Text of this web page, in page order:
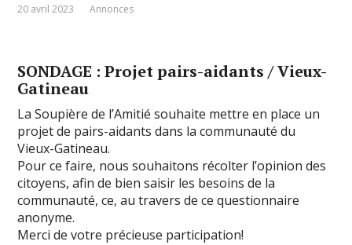
20 avril 2023 Annonces
SONDAGE : Projet pairs-aidants / Vieux-
Gatineau
La Soupière de l’Amitié souhaite mettre en place un
projet de pairs-aidants dans la communauté du
Vieux-Gatineau.
Pour ce faire, nous souhaitons récolter l’opinion des
citoyens, afin de bien saisir les besoins de la
communauté, ce, au travers de ce questionnaire
anonyme.
Merci de votre précieuse participation!